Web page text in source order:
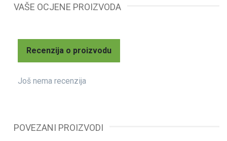
VAŠE OCJENE PROIZVODA
Recenzija o proizvodu
Još nema recenzija
POVEZANI PROIZVODI